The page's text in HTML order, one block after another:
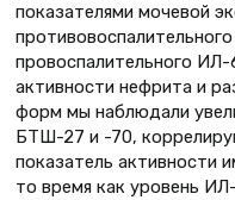
показателями мочевой
провоспалительного
активности нефрита и
форм мы наблюдали
БТШ-27 и -70,
показатель активности
то время как уровень